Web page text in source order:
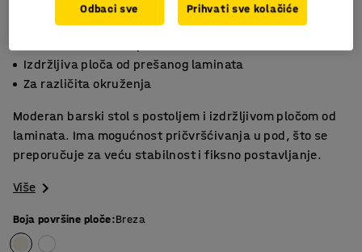
Slični proizvodi
Izdržljiva ploča od prešanog laminata
Za različita okruženja
Moderan barski stol s postoljem i izdržljivom pločom od
laminata. Ima mogućnost pričvršćivanja u pod, što se
preporučuje za veću stabilnost i fiksno postavljanje.
Više
Boja površine ploče:Breza
Odbaci sve Prihvati sve kolačiće